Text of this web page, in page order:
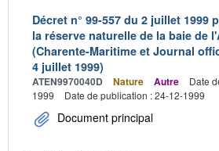
Décret n° 99-557 du 2 juillet 1999
la réserve naturelle de la baie de
(Charente-Maritime et Journal
4 juillet 1999)
ATEN9970040D Nature Autre
Date
1999
Date de publication : 24-12-1999
Document principal